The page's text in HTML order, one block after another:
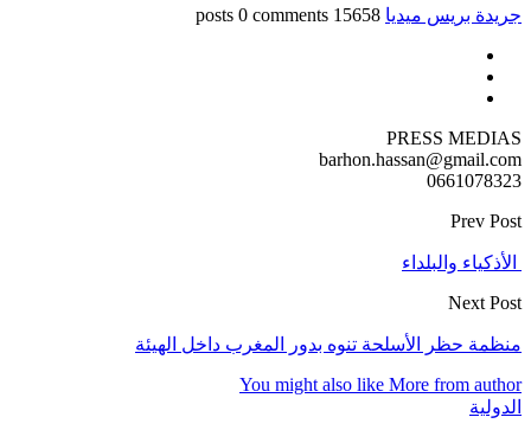
جريدة بريس ميديا 15658 posts
0 comments
PRESS MEDIAS
barhon.hassan@gmail.com
0661078323
Prev Post
الأذكياء والبلداء
Next Post
منظمة حظر الأسلحة تنوه بدور المغرب داخل الهيئة
You might also like More from author
الدولية